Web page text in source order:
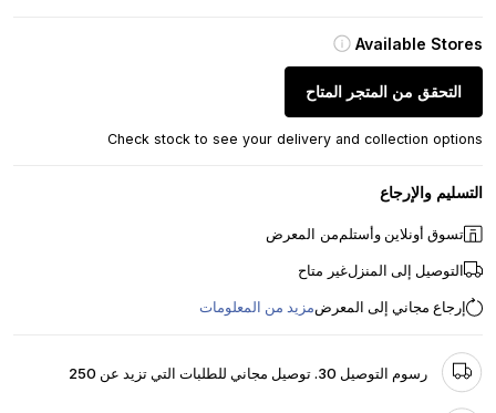
Available Stores
التحقق من المتجر المتاح
Check stock to see your delivery and collection options
التسليم والإرجاع
تسوق أونلاين وأستلممن المعرض
التوصيل إلى المنزلغير متاح
إرجاع مجاني إلى المعرضمزيد من المعلومات
رسوم التوصيل 30. توصيل مجاني للطلبات التي تزيد عن 250